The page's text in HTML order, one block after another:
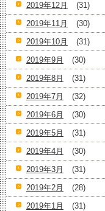
2019年12月
(31)
2019年11月
(30)
2019年10月
(31)
2019年9月
(30)
2019年8月
(31)
2019年7月
(32)
2019年6月
(30)
2019年5月
(31)
2019年4月
(30)
2019年3月
(31)
2019年2月
(28)
2019年1月
(31)